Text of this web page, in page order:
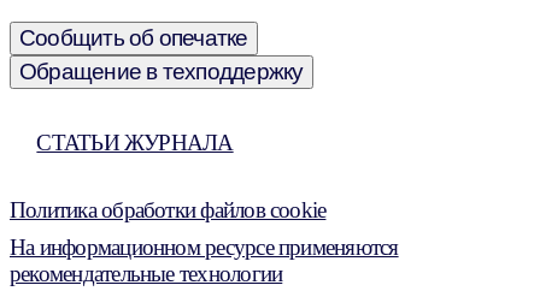
Сообщить об опечатке
Обращение в техподдержку
СТАТЬИ ЖУРНАЛА
Политика обработки файлов cookie
На информационном ресурсе применяются
рекомендательные технологии